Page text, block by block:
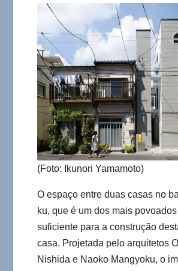
(Foto: Ikunori Yamamoto)
O espaço entre duas casas no
ku, que é um dos mais
suficiente para a construção
casa. Projetada pelo arquitetos
Nishida e Naoko Mangyoku, o